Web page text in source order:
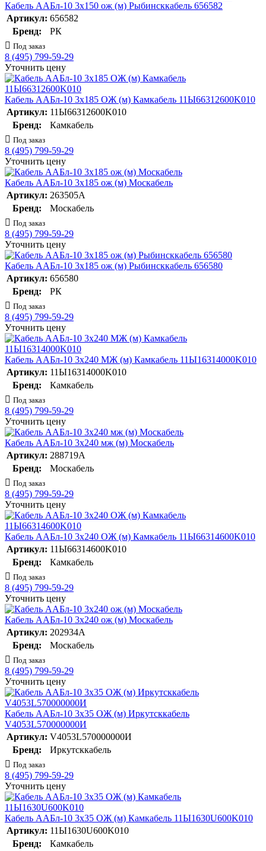
Кабель ААБл-10 3х150 ож (м) Рыбинсккабель 656582
Артикул: 656582
Бренд:
РК
Под заказ
8 (495) 799-59-29
Уточнить цену
Кабель ААБл-10 3х185 ОЖ (м) Камкабель 11Ы66312600K010
Артикул: 11Ы66312600K010
Бренд:
Камкабель
Под заказ
8 (495) 799-59-29
Уточнить цену
Кабель ААБл-10 3х185 ож (м) Москабель
Артикул: 263505А
Бренд:
Москабель
Под заказ
8 (495) 799-59-29
Уточнить цену
Кабель ААБл-10 3х185 ож (м) Рыбинсккабель 656580
Артикул: 656580
Бренд:
РК
Под заказ
8 (495) 799-59-29
Уточнить цену
Кабель ААБл-10 3х240 МЖ (м) Камкабель 11Ы16314000K010
Артикул: 11Ы16314000K010
Бренд:
Камкабель
Под заказ
8 (495) 799-59-29
Уточнить цену
Кабель ААБл-10 3х240 мж (м) Москабель
Артикул: 288719А
Бренд:
Москабель
Под заказ
8 (495) 799-59-29
Уточнить цену
Кабель ААБл-10 3х240 ОЖ (м) Камкабель 11Ы66314600K010
Артикул: 11Ы66314600K010
Бренд:
Камкабель
Под заказ
8 (495) 799-59-29
Уточнить цену
Кабель ААБл-10 3х240 ож (м) Москабель
Артикул: 202934А
Бренд:
Москабель
Под заказ
8 (495) 799-59-29
Уточнить цену
Кабель ААБл-10 3х35 ОЖ (м) Иркутсккабель
V4053L570000000И
Артикул: V4053L570000000И
Бренд:
Иркутсккабель
Под заказ
8 (495) 799-59-29
Уточнить цену
Кабель ААБл-10 3х35 ОЖ (м) Камкабель 11Ы1630U600K010
Артикул: 11Ы1630U600K010
Бренд:
Камкабель